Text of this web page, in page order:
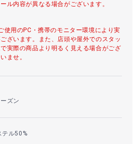
ル内容が異なる場合がございます。
使用のPC・携帯のモニター環境により実
ざいます。また、店頭や屋外でのスタッ
実際の商品より明るく見える場合がござ
ませ。
ズン
テル50%